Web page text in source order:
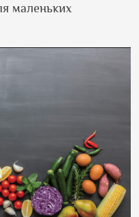
маленьких